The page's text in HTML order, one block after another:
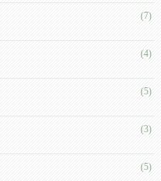
(7)
(4)
(5)
(3)
(5)